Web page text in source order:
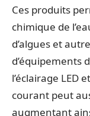
Ces produits
chimique de
d’algues et
d’équipements
l’éclairage LED
courant peut
augmentant